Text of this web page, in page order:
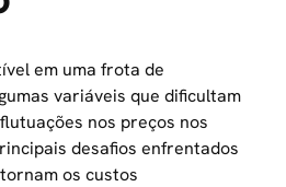
em uma frota de
variáveis que dificultam
nos preços nos
desafios enfrentados
os custos